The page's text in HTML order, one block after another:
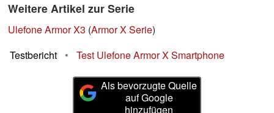
Weitere Artikel zur Serie
Ulefone Armor X3 (Armor X Serie)
Testbericht
• Test Ulefone Armor X Smartphone
Als bevorzugte Quelle
auf Google
hinzufügen